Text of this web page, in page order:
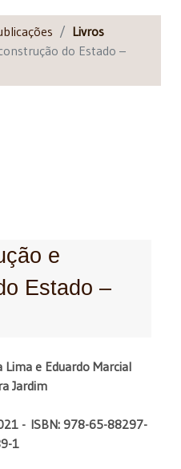
Livros
do Estado –
e
Estado –
Lima e Eduardo Marcial
Jardim
- ISBN: 978-65-88297-
1